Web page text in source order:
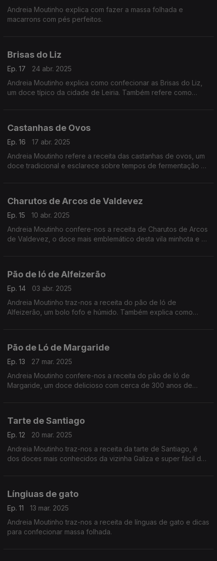
Andreia Moutinho explica com fazer a massa folhada e
macarrons com pés perfeitos.
Brisas do Liz
Ep. 17
24 abr. 2025
Andreia Moutinho explica como confecionar as Brisas do Liz,
um doce típico da cidade de Leiria. Também refere como
Castanhas de Ovos
Ep. 16
17 abr. 2025
Andreia Moutinho refere a receita das castanhas de ovos, um
doce tradicional e esclarece sobre tempos de fermentação de
Charutos de Arcos de Valdevez
Ep. 15
10 abr. 2025
Andreia Moutinho confere-nos a receita de Charutos de Arcos
de Valdevez, o doce mais emblemático desta vila minhota e a
Pão de ló de Alfeizerão
Ep. 14
03 abr. 2025
Andreia Moutinho traz-nos a receita do pão de ló de
Alfeizerão, um bolo fofo e húmido. Também explica como
Pão de Ló de Margaride
Ep. 13
27 mar. 2025
Andreia Moutinho confere-nos a receita do pão de ló de
Margaride, um doce delicioso com cerca de 300 anos de
Tarte de Santiago
Ep. 12
20 mar. 2025
Andreia Moutinho traz-nos a receita da tarte de Santiago, é
dos doces mais conhecidos da vizinha Galiza e super fácil de
Língiuas de gato
Ep. 11
13 mar. 2025
Andreia Moutinho traz-nos a receita de línguas de gato e dicas
para confecionar massa folhada.